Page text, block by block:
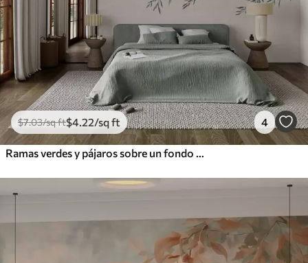
$7.03/sq ft$4 .22/sq ft 4